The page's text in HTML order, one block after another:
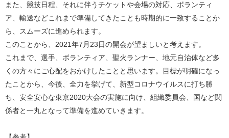
また、競技日程、それに伴うチケットや会場の対応、ボランティ
ア、輸送などこれまで準備してきたことも時期的に一致することか
ら、スムーズに進められます。
このことから、2021年7月23日の開会が望ましいと考えます。
これまで、選手、ボランティア、聖火ランナー、地元自治体など多
くの方々にご心配をおかけしたことと思います。目標が明確になっ
たことから、今後、全力を挙げて、新型コロナウイルスに打ち勝
ち、安全安心な東京2020大会の実施に向け、組織委員会、国など関
係者と一丸となって準備を進めていきます。